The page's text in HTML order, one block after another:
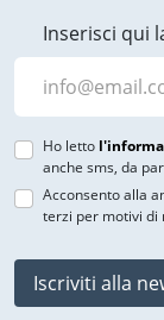
Inserisci qui
Ho letto
anche sms, da
Acconsento alla
terzi per motivi di
Iscriviti alla